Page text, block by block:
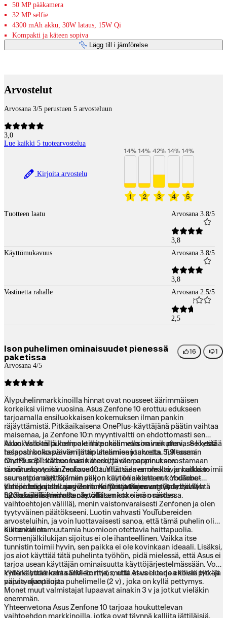
50 MP pääkamera
32 MP selfie
4300 mAh akku, 30W lataus, 15W Qi
Kompakti ja käteen sopiva
Lägg till i jämförelse
Arvostelut
Arvosana 3/5 perustuen 5 arvosteluun
3,0
Lue kaikki 5 tuotearvostelua
Kirjoita arvostelu
1
14%
2
14%
3
42%
4
14%
5
14%
Tuotteen laatu Arvosana 3.8/5
3,8
Käyttömukavuus
Arvosana 3.8/5
3,8
Vastinetta rahalle
Arvosana 2.5/5
2,5
Ison puhelimen ominaisuudet pienessä
paketissa
Arvosana 4/5
16 1
Älypuhelinmarkkinoilla hinnat ovat nousseet äärimmäisen
korkeiksi viime vuosina. Asus Zenfone 10 erottuu edukseen
tarjoamalla ensiluokkaisen kokemuksen ilman pankin
räjäyttämistä. Pitkäaikaisena OnePlus-käyttäjänä päätin vaihtaa
maisemaa, ja Zenfone 10:n myyntivaltti on ehdottomasti sen
koko. Vaikkei puhelin ole mitenkään varsinainen pieni, se löytää
tasapainon kasvavien jättipuhelimien joukosta. 5,9 tuuman
näyttö sopii käteen kuin käteen, ja olen oppinut arvostamaan
tämän muotoilun mukavuutta. Yllättäen en ole kaivannutkaan
suurempia näyttöjä niin paljon kuin olin olettanut. YouTube-
videoiden katselu ja viestien kirjoittaminen onnistuu ihan yhtä
hyvin kuin isommalla näytöllä.
Akunkesto tällä kompaktilla puhelimella on vaikuttava. Se kestää
helposti koko päivän ilman lataamisen tarvetta. Tullessani
OnePlus 8T:stä huomasin merkittävän parannuksen
suorituskyvyssä. Zenfone 10 tuntuu sulavammalta, ja kaikki toimii
saumattomasti. Kolmen viikon käytön aikana en kohdannut
yhtään bugeja tai ongelmia. Kamerat tarjoavat tyydyttäviä
tuloksia, eikä minulla ole valittamista siinä osastossa.
Kun pohdin valintaani Zenfone 10:n ja Samsung Galaxy Ultra
S23:n välillä (tiedostan koomisen koko eron näiden
vaihtoehtojen välillä), menin vaistonvaraisesti Zenfonen ja olen
tyytyväinen päätökseeni. Luotin vahvasti YouTubereiden
arvosteluihin, ja voin luottavaisesti sanoa, että tämä puhelin oli
oikea valinta.
Kuitenkin on muutamia huomioon otettavia haittapuolia.
Sormenjälkilukijan sijoitus ei ole ihanteellinen. Vaikka itse
tunnistin toimii hyvin, sen paikka ei ole kovinkaan ideaali. Lisäksi,
jos aiot käyttää tätä puhelinta työhön, pidä mielessä, että Asus ei
tarjoa usean käyttäjän ominaisuutta käyttöjärjestelmässään. Voit
kyllä käyttää kahta SIM-korttia, mutta et voi luoda erillisiä työ- ja
vapaa-ajan tiloja.
Yhtenä huomiona sanoisin myös, että Asus ei tarjoa kovin pitkää
päivitysluopausta puhelimelle (2 v) , joka on kyllä pettymys.
Monet muut valmistajat lupaavat ainakin 3 v ja jotkut vieläkin
enemmän.
Yhteenvetona Asus Zenfone 10 tarjoaa houkuttelevan
vaihtoehdon markkinoilla, jotka ovat täynnä kalliita jättiläisiä.